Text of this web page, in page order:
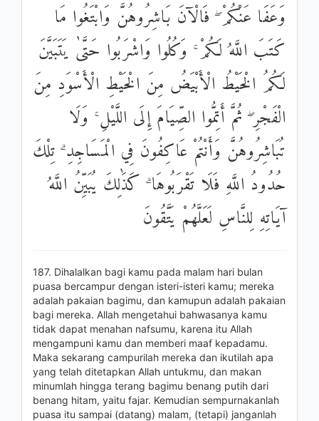
وَعَفَا عَنْكُمْ ۖ فَالْآنَ بَاشِرُوهُنَّ وَابْتَغُوا مَا
كَتَبَ اللَّهُ لَكُمْ ۚ وَكُلُوا وَاشْرَبُوا حَتَّىٰ يَتَبَيَّنَ
لَكُمُ الْخَيْطُ الْأَبْيَضُ مِنَ الْخَيْطِ الْأَسْوَدِ مِنَ
الْفَجْرِ ۖ ثُمَّ أَتِمُّوا الصِّيَامَ إِلَى اللَّيْلِ ۚ وَلَا
تُبَاشِرُوهُنَّ وَأَنْتُمْ عَاكِفُونَ فِي الْمَسَاجِدِ ۗ تِلْكَ
حُدُودُ اللَّهِ فَلَا تَقْرَبُوهَا ۗ كَذَٰلِكَ يُبَيِّنُ اللَّهُ
آيَاتِهِ لِلنَّاسِ لَعَلَّهُمْ يَتَّقُونَ
187. Dihalalkan bagi kamu pada malam hari bulan
puasa bercampur dengan isteri-isteri kamu; mereka
adalah pakaian bagimu, dan kamupun adalah pakaian
bagi mereka. Allah mengetahui bahwasanya kamu
tidak dapat menahan nafsumu, karena itu Allah
mengampuni kamu dan memberi maaf kepadamu.
Maka sekarang campurilah mereka dan ikutilah apa
yang telah ditetapkan Allah untukmu, dan makan
minumlah hingga terang bagimu benang putih dari
benang hitam, yaitu fajar. Kemudian sempurnakanlah
puasa itu sampai (datang) malam, (tetapi) janganlah